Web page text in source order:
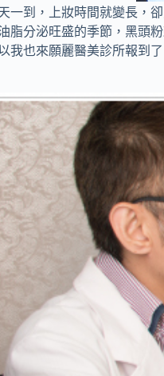
一到，上妝時間就變長，
脂分泌旺盛的季節，黑頭
我也來願麗醫美診所報到了